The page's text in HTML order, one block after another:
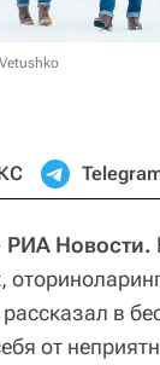
Новости.
рассказал в
от